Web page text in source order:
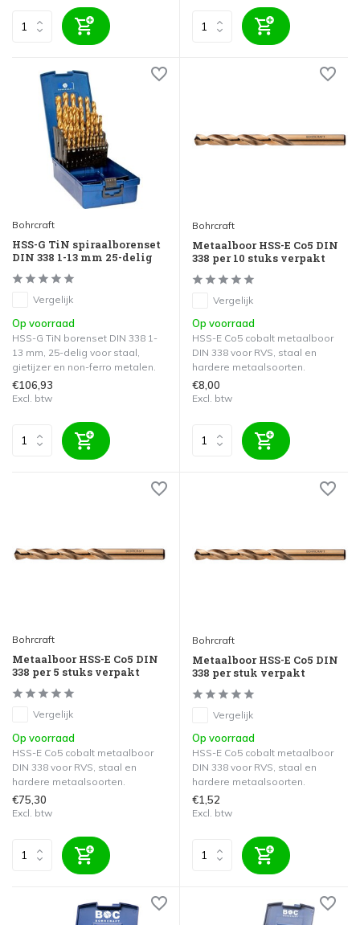
Bohrcraft
HSS-G TiN spiraalborenset
DIN 338 1-13 mm 25-delig
Vergelijk
Op voorraad
HSS-G TiN borenset DIN 338 1-
13 mm, 25-delig voor staal,
gietijzer en non-ferro metalen.
€106,93
Excl. btw
Bohrcraft
Metaalboor HSS-E Co5 DIN
338 per 10 stuks verpakt
Vergelijk
Op voorraad
HSS-E Co5 cobalt metaalboor
DIN 338 voor RVS, staal en
hardere metaalsoorten.
€8,00
Excl. btw
Bohrcraft
Metaalboor HSS-E Co5 DIN
338 per 5 stuks verpakt
Vergelijk
Op voorraad
HSS-E Co5 cobalt metaalboor
DIN 338 voor RVS, staal en
hardere metaalsoorten.
€75,30
Excl. btw
Bohrcraft
Metaalboor HSS-E Co5 DIN
338 per stuk verpakt
Vergelijk
Op voorraad
HSS-E Co5 cobalt metaalboor
DIN 338 voor RVS, staal en
hardere metaalsoorten.
€1,52
Excl. btw